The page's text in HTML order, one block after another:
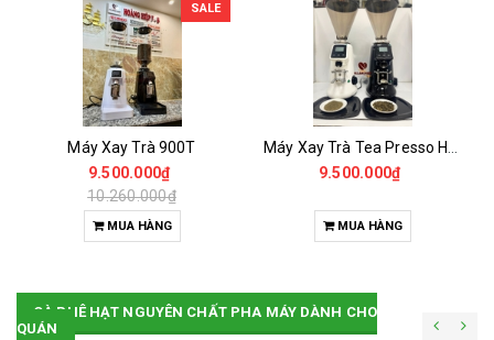
SALE
Máy Xay Trà 900T
9.500.000₫
10.260.000₫
MUA HÀNG
9.500.000₫
MUA HÀNG
CÀ PHÊ HẠT NGUYÊN CHẤT PHA MÁY DÀNH CHO
QUÁN